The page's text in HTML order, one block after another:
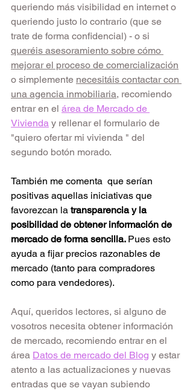
queriendo más visibilidad en internet o
queriendo justo lo contrario (que se
trate de forma confidencial) - o si
queréis asesoramiento sobre cómo
mejorar el proceso de comercialización
o simplemente necesitáis contactar con
una agencia inmobiliaria, recomiendo
entrar en el área de Mercado de
Vivienda y rellenar el formulario de
"quiero ofertar mi vivienda " del
segundo botón morado.
También me comenta  que serían
positivas aquellas iniciativas que
favorezcan la transparencia y la
posibilidad de obtener información de
mercado de forma sencilla. Pues esto
ayuda a fijar precios razonables de
mercado (tanto para compradores
como para vendedores).
Aquí, queridos lectores, si alguno de
vosotros necesita obtener información
de mercado, recomiendo entrar en el
área Datos de mercado del Blog y estar
atento a las actualizaciones y nuevas
entradas que se vayan subiendo